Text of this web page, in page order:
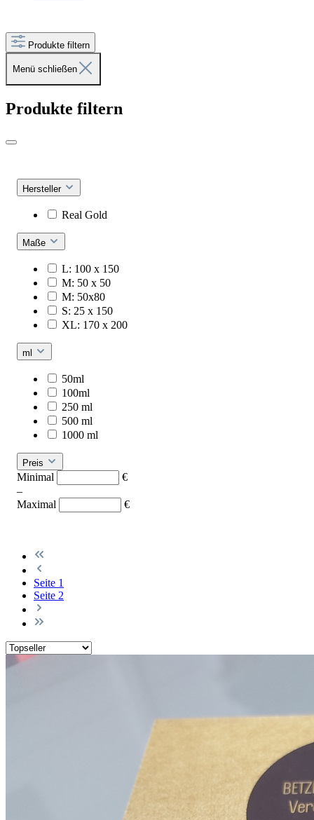
Produkte filtern
Menü schließen
Produkte filtern
Hersteller
Real Gold
Maße
L: 100 x 150
M: 50 x 50
M: 50x80
S: 25 x 150
XL: 170 x 200
ml
50ml
100ml
250 ml
500 ml
1000 ml
Preis
Minimal
€
–
Maximal
€
Seite 1
Seite 2